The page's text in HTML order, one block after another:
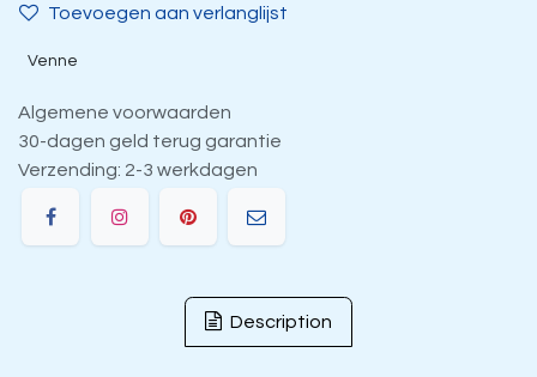
Toevoegen aan verlanglijst
Venne
Algemene voorwaarden
30-dagen geld terug garantie
Verzending: 2-3 werkdagen
Description